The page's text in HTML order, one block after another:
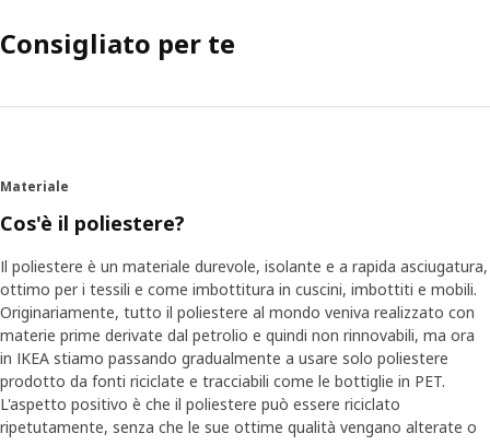
Consigliato per te
Materiale
Cos'è il poliestere?
Il poliestere è un materiale durevole, isolante e a rapida asciugatura,
ottimo per i tessili e come imbottitura in cuscini, imbottiti e mobili.
Originariamente, tutto il poliestere al mondo veniva realizzato con
materie prime derivate dal petrolio e quindi non rinnovabili, ma ora
in IKEA stiamo passando gradualmente a usare solo poliestere
prodotto da fonti riciclate e tracciabili come le bottiglie in PET.
L'aspetto positivo è che il poliestere può essere riciclato
ripetutamente, senza che le sue ottime qualità vengano alterate o